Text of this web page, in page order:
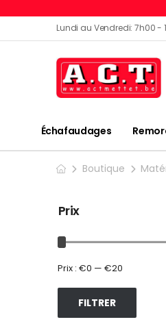
Lundi au Vendredi: 7h00 -
Échafaudages
Boutique
Prix
FILTRER
Prix : €0 — €20